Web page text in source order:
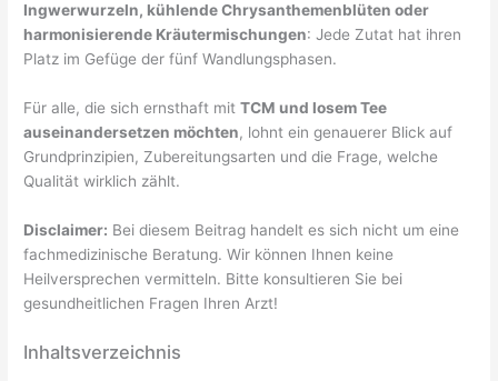
Ingwerwurzeln, kühlende Chrysanthemenblüten oder
harmonisierende Kräutermischungen: Jede Zutat hat ihren
Platz im Gefüge der fünf Wandlungsphasen.
Für alle, die sich ernsthaft mitTCM und losem Tee
auseinandersetzen möchten, lohnt ein genauerer Blick auf
Grundprinzipien, Zubereitungsarten und die Frage, welche
Qualität wirklich zählt.
Disclaimer: Bei diesem Beitrag handelt es sich nicht um eine
fachmedizinische Beratung. Wir können Ihnen keine
Heilversprechen vermitteln. Bitte konsultieren Sie bei
gesundheitlichen Fragen Ihren Arzt!
Inhaltsverzeichnis